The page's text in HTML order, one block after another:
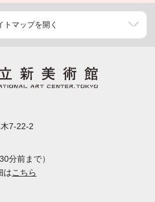
トマップを開く
7-22-2
分前まで）
はこちら